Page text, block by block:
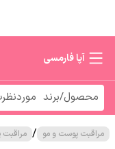
آپا فارمسی
مراقبت پوست و مو /